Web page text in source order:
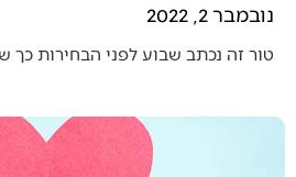
נובמבר 2, 2022
טור זה נכתב שבוע לפני הבחירות כך